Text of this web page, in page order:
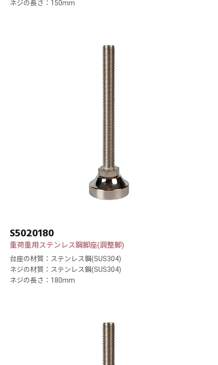
ネジの長さ：150mm
S5020180
重荷重用ステンレス鋼脚座(調整脚)
台座の材質：ステンレス鋼(SUS304)
ネジの材質：ステンレス鋼(SUS304)
ネジの長さ：180mm